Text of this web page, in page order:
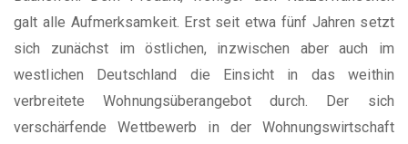
galt alle Aufmerksamkeit. Erst seit etwa fünf Jahren setzt
sich zunächst im östlichen, inzwischen aber auch im
westlichen Deutschland die Einsicht in das weithin
verbreitete Wohnungsüberangebot durch. Der sich
verschärfende Wettbewerb in der Wohnungswirtschaft